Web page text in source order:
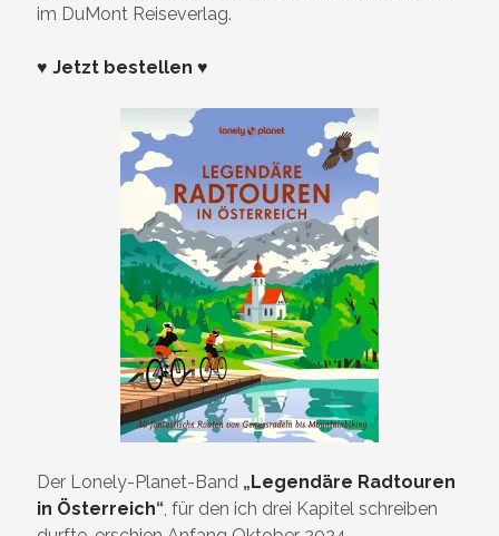
im DuMont Reiseverlag.
♥ Jetzt bestellen ♥
Der Lonely-Planet-Band „ Legendäre Radtouren
in Österreich“, für den ich drei Kapitel schreiben